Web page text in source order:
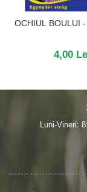
OCHIUL BOULUI
4,00
Luni-Vineri: